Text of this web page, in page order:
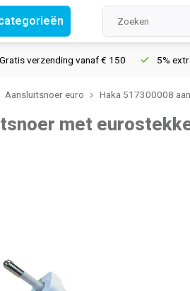
verzending vanaf € 150 5% extra
Aansluitsnoer euro Haka 517300008
met